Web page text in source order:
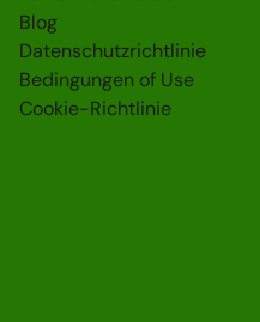
Blog
Datenschutzrichtlinie
Bedingungen of Use
Cookie-Richtlinie